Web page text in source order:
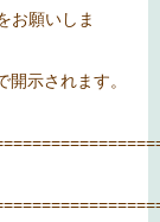
お願いしま
示されます。